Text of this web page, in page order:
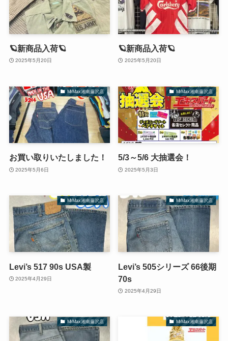
🪐新商品入荷🪐
2025年5月20日
🪐新商品入荷🪐
2025年5月20日
MrMax湘南藤沢店
お買い取りいたしました！
2025年5月6日
MrMax湘南藤沢店
5/3～5/6 大抽選会！
2025年5月3日
MrMax湘南藤沢店
Levi’s 517 90s USA製
2025年4月29日
MrMax湘南藤沢店
Levi’s 505シリーズ 66後期
70s
2025年4月29日
MrMax湘南藤沢店 MrMax湘南藤沢店